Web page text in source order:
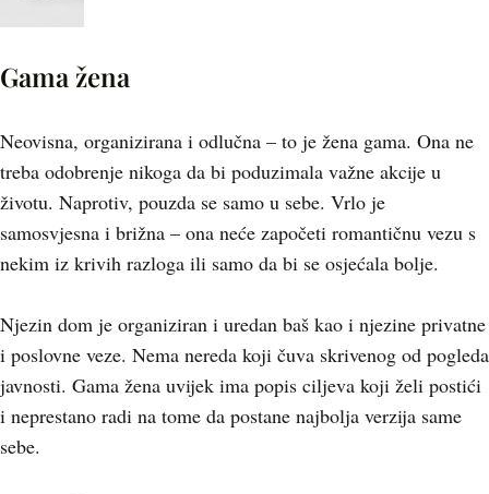
Gama žena
Neovisna, organizirana i odlučna – to je žena gama. Ona ne
treba odobrenje nikoga da bi poduzimala važne akcije u
životu. Naprotiv, pouzda se samo u sebe. Vrlo je
samosvjesna i brižna – ona neće započeti romantičnu vezu s
nekim iz krivih razloga ili samo da bi se osjećala bolje.
Njezin dom je organiziran i uredan baš kao i njezine privatne
i poslovne veze. Nema nereda koji čuva skrivenog od pogleda
javnosti. Gama žena uvijek ima popis ciljeva koji želi postići
i neprestano radi na tome da postane najbolja verzija same
sebe.